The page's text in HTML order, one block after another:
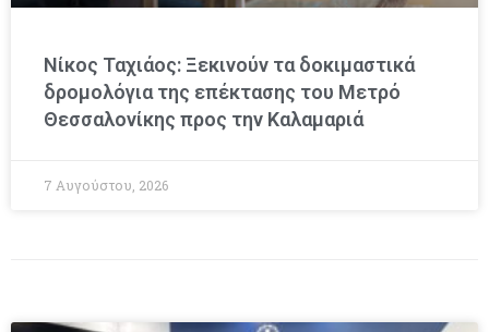
Νίκος Ταχιάος: Ξεκινούν τα δοκιμαστικά
δρομολόγια της επέκτασης του Μετρό
Θεσσαλονίκης προς την Καλαμαριά
7 Αυγούστου, 2026